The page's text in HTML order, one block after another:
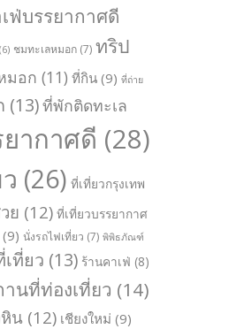
ฟ่บรรยากาศดี
(6) ชมทะเลหมอก (7) ทริป
มอก (11) ที่กิน (9) ที่ถ่าย
(13)ที่พักติดทะเล
ากาศดี (28)
(26) ที่เที่ยวกรุงเทพ
ย (12) ที่เที่ยวบรรยากาศ
(9) นั่งรถไฟเที่ยว (7) พิพิธภัณฑ์
ที่ยว (13) ร้านคาเฟ่ (8)
นที่ท่องเที่ยว (14)
น (12) เชียงใหม่ (9)